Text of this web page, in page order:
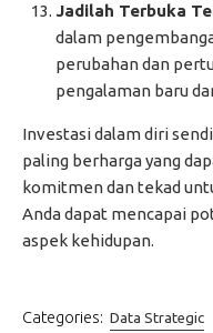
Jadilah Terbuka
dalam
perubahan dan
pengalaman baru
Investasi dalam diri
paling berharga yang
komitmen dan tekad
Anda dapat mencapai
aspek kehidupan.
Categories: Data Strategic